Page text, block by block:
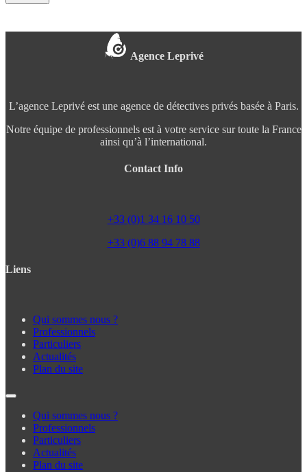
Agence Leprivé
L’agence Leprivé est une agence de détectives privés basée à Paris.
Notre équipe de professionnels est à votre service sur toute la France
ainsi qu’à l’international.
Contact Info
+33 (0)1 34 16 10 50
+33 (0)6 88 94 78 88
Liens
Qui sommes nous ?
Professionnels
Particuliers
Actualités
Plan du site
Qui sommes nous ?
Professionnels
Particuliers
Actualités
Plan du site